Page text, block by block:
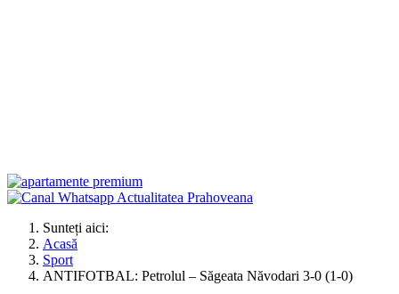
Sunteți aici:
Acasă
Sport
ANTIFOTBAL: Petrolul – Săgeata Năvodari 3-0 (1-0)